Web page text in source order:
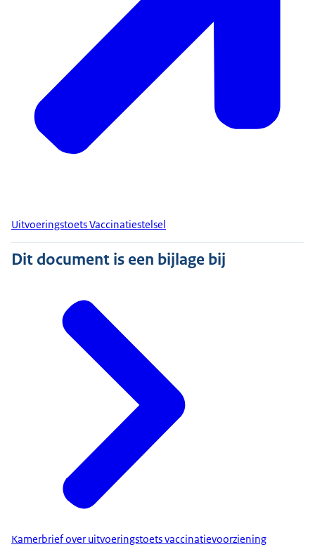
Uitvoeringstoets Vaccinatiestelsel
Dit document is een bijlage bij
Kamerbrief over uitvoeringstoets vaccinatievoorziening